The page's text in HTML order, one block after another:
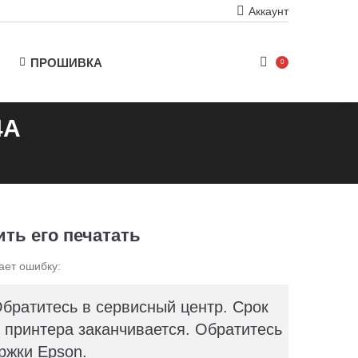
Аккаунт
ПРОШИВКА 0
его печатать
ошибку:
в сервисный центр. Срок
заканчивается. Обратитесь
Epson.